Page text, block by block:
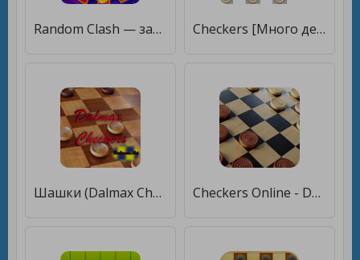
Random Clash — защита башен [Много монет] Checkers [Много денег]
Шашки (Dalmax Checkers) [Много денег] Checkers Online - Duel friends online! [Много денег]